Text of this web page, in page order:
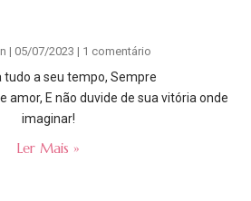
05/07/2023 1 comentário
tudo a seu tempo, Sempre
amor, E não duvide de sua vitória onde
imaginar!
Ler Mais »